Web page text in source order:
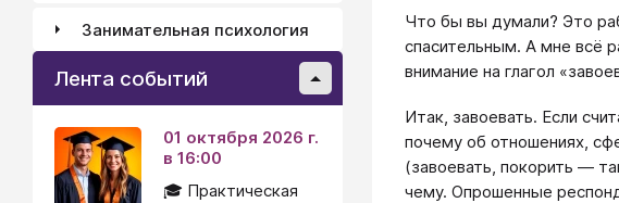
Что бы вы думали? Это
спасительным. А мне всё
внимание на глагол
Итак, завоевать. Если
почему об отношениях,
(завоевать, покорить —
чему. Опрошенные
Занимательная психология
Лента событий
01 октября 2026 г.
в 16:00
🎓 Практическая